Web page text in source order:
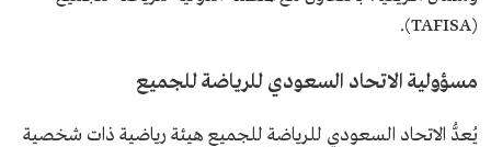
(TAFISA).
مسؤولية الاتحاد السعودي للرياضة للجميع
يُعدُّ الاتحاد السعودي للرياضة للجميع هيئة رياضية ذات شخصية